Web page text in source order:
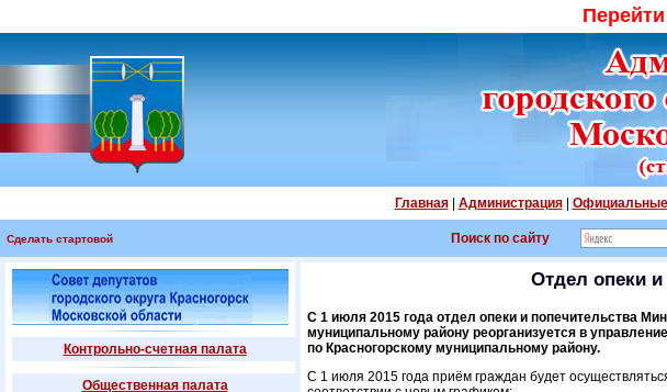
Главная| Администрация|
Сделать стартовой Поиск по сайту
Контрольно-счетная палата
Общественная палата
Отдел опеки
С 1 июля 2015 года отдел опеки и попечительства
муниципальному району реорганизуется в
по Красногорскому муниципальному району.
С 1 июля 2015 года приём граждан будет